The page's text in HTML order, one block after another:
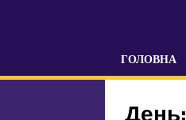
ГОЛОВНА